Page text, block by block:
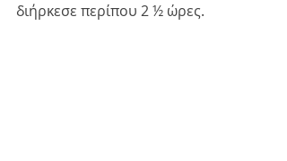
διήρκεσε περίπου 2 ½ ώρες.